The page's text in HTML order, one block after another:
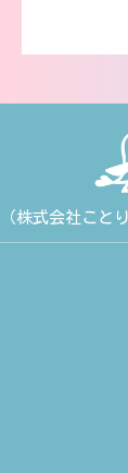
（株式会社こと